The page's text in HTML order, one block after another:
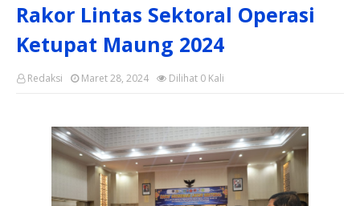
Rakor Lintas Sektoral Operasi
Ketupat Maung 2024
Redaksi Dilihat 0 Kali
Maret 28, 2024